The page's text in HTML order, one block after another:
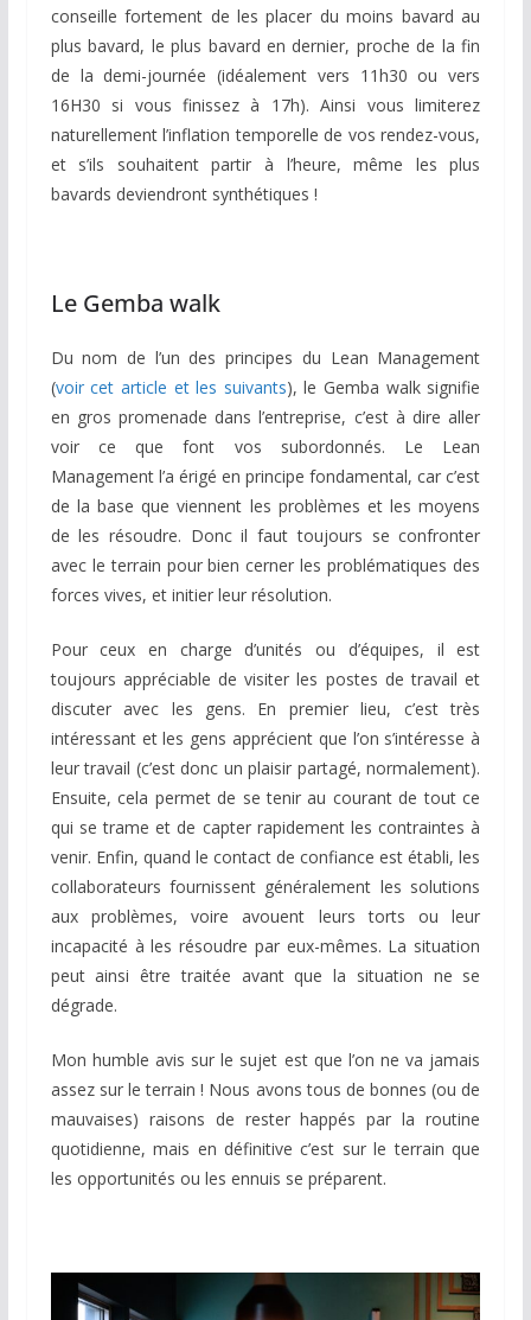
conseille fortement de les placer du moins bavard au
plus bavard, le plus bavard en dernier, proche de la fin
de la demi-journée (idéalement vers 11h30 ou vers
16H30 si vous finissez à 17h). Ainsi vous limiterez
naturellement l’inflation temporelle de vos rendez-vous,
et s’ils souhaitent partir à l’heure, même les plus
bavards deviendront synthétiques !
Le Gemba walk
Du nom de l’un des principes du Lean Management
(voir cet article et les suivants), le Gemba walk signifie
en gros promenade dans l’entreprise, c’est à dire aller
voir ce que font vos subordonnés. Le Lean
Management l’a érigé en principe fondamental, car c’est
de la base que viennent les problèmes et les moyens
de les résoudre. Donc il faut toujours se confronter
avec le terrain pour bien cerner les problématiques des
forces vives, et initier leur résolution.
Pour ceux en charge d’unités ou d’équipes, il est
toujours appréciable de visiter les postes de travail et
discuter avec les gens. En premier lieu, c’est très
intéressant et les gens apprécient que l’on s’intéresse à
leur travail (c’est donc un plaisir partagé, normalement).
Ensuite, cela permet de se tenir au courant de tout ce
qui se trame et de capter rapidement les contraintes à
venir. Enfin, quand le contact de confiance est établi, les
collaborateurs fournissent généralement les solutions
aux problèmes, voire avouent leurs torts ou leur
incapacité à les résoudre par eux-mêmes. La situation
peut ainsi être traitée avant que la situation ne se
dégrade.
Mon humble avis sur le sujet est que l’on ne va jamais
assez sur le terrain ! Nous avons tous de bonnes (ou de
mauvaises) raisons de rester happés par la routine
quotidienne, mais en définitive c’est sur le terrain que
les opportunités ou les ennuis se préparent.